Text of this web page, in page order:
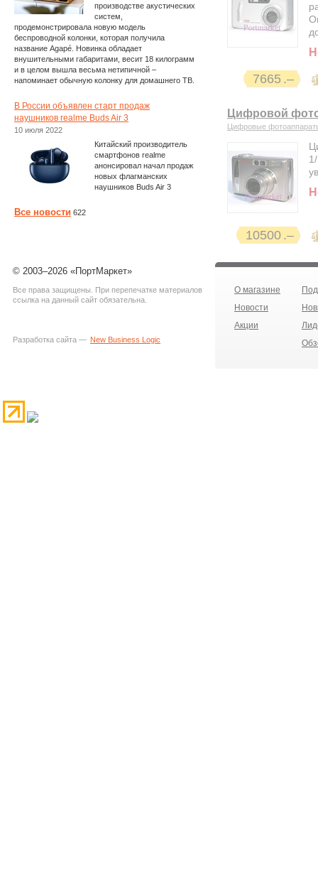
7665
Цифровой
Цифровые
10500
производстве акустических
систем,
продемонстрировала новую модель
беспроводной колонки, которая получила
название Agapé. Новинка обладает
внушительными габаритами, весит 18 килограмм
и в целом вышла весьма нетипичной –
напоминает обычную колонку для домашнего ТВ.
В России объявлен старт продаж
наушников realme Buds Air 3
10 июля 2022
Китайский производитель
смартфонов realme
анонсировал начал продаж
новых флагманских
наушников Buds Air 3
Все новости 622
© 2003–2026 «ПортМаркет»
Все права защищены. При перепечатке материалов
ссылка на данный сайт обязательна.
Разработка сайта — New Business Logic
О магазине
Новости
Акции